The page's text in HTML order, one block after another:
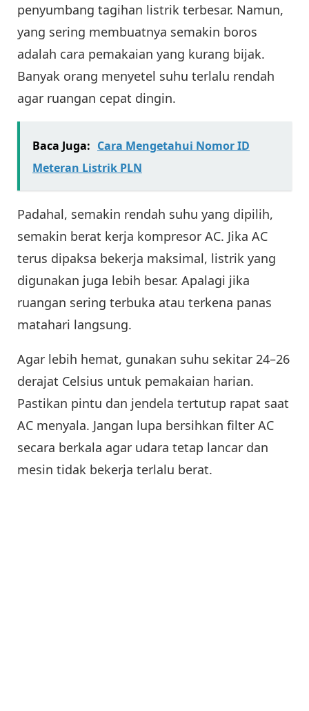
penyumbang tagihan listrik terbesar. Namun,
yang sering membuatnya semakin boros
adalah cara pemakaian yang kurang bijak.
Banyak orang menyetel suhu terlalu rendah
agar ruangan cepat dingin.
Baca Juga: Cara Mengetahui Nomor ID
Meteran Listrik PLN
Padahal, semakin rendah suhu yang dipilih,
semakin berat kerja kompresor AC. Jika AC
terus dipaksa bekerja maksimal, listrik yang
digunakan juga lebih besar. Apalagi jika
ruangan sering terbuka atau terkena panas
matahari langsung.
Agar lebih hemat, gunakan suhu sekitar 24–26
derajat Celsius untuk pemakaian harian.
Pastikan pintu dan jendela tertutup rapat saat
AC menyala. Jangan lupa bersihkan filter AC
secara berkala agar udara tetap lancar dan
mesin tidak bekerja terlalu berat.